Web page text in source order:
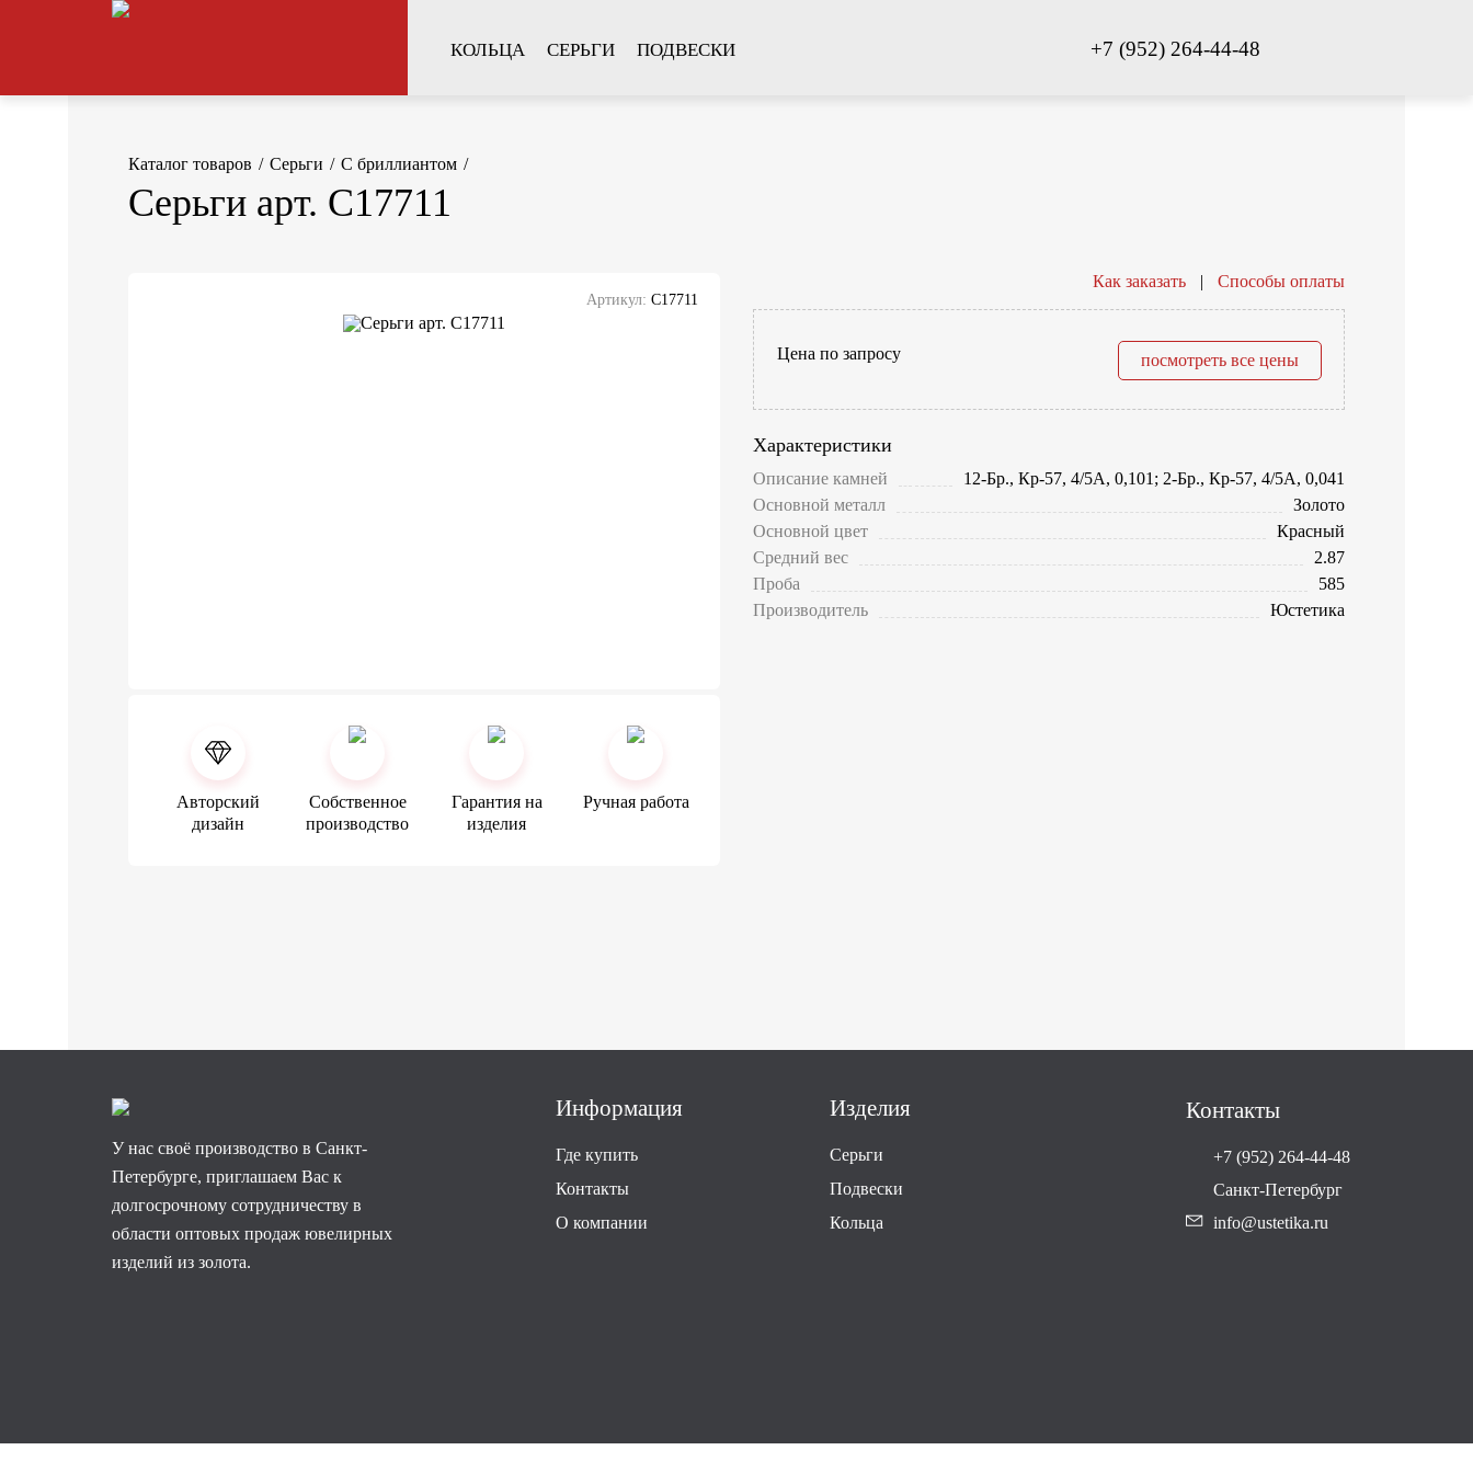
+7 (952) 264-44-48
КОЛЬЦА СЕРЬГИ ПОДВЕСКИ
Каталог товаров / Серьги / С бриллиантом /
Серьги арт. С17711
Артикул: С17711
Авторский
дизайн
Собственное
производство
Гарантия на
изделия
Ручная работа
Как заказать | Способы оплаты
Цена по запросу посмотреть все цены
Характеристики
Описание камней
12-Бр., Кр-57, 4/5А, 0,101; 2-Бр., Кр-57, 4/5А, 0,041
Основной металл
Золото
Основной цвет
Красный
Средний вес
2.87
Проба
585
Производитель
Юстетика
У нас своё производство в Санкт-
Петербурге, приглашаем Вас к
долгосрочному сотрудничеству в
области оптовых продаж ювелирных
изделий из золота.
Информация
Где купить
Контакты
О компании
Изделия
Серьги
Подвески
Кольца
Контакты
+7 (952) 264-44-48
Санкт-Петербург
info@ustetika.ru